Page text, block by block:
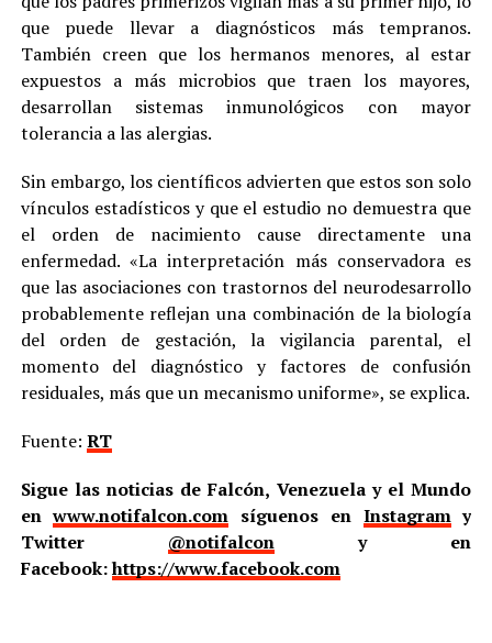
que puede llevar a diagnósticos más tempranos.
También creen que los hermanos menores, al estar
expuestos a más microbios que traen los mayores,
desarrollan sistemas inmunológicos con mayor
tolerancia a las alergias.
Sin embargo, los científicos advierten que estos son solo
vínculos estadísticos y que el estudio no demuestra que
el orden de nacimiento cause directamente una
enfermedad. «La interpretación más conservadora es
que las asociaciones con trastornos del neurodesarrollo
probablemente reflejan una combinación de la biología
del orden de gestación, la vigilancia parental, el
momento del diagnóstico y factores de confusión
residuales, más que un mecanismo uniforme», se explica.
Fuente: RT
Sigue las noticias de Falcón, Venezuela y el Mundo
enwww.notifalcon.com síguenos en Instagramy
Twitter @notifalcony en
Facebook:https://www.facebook.com